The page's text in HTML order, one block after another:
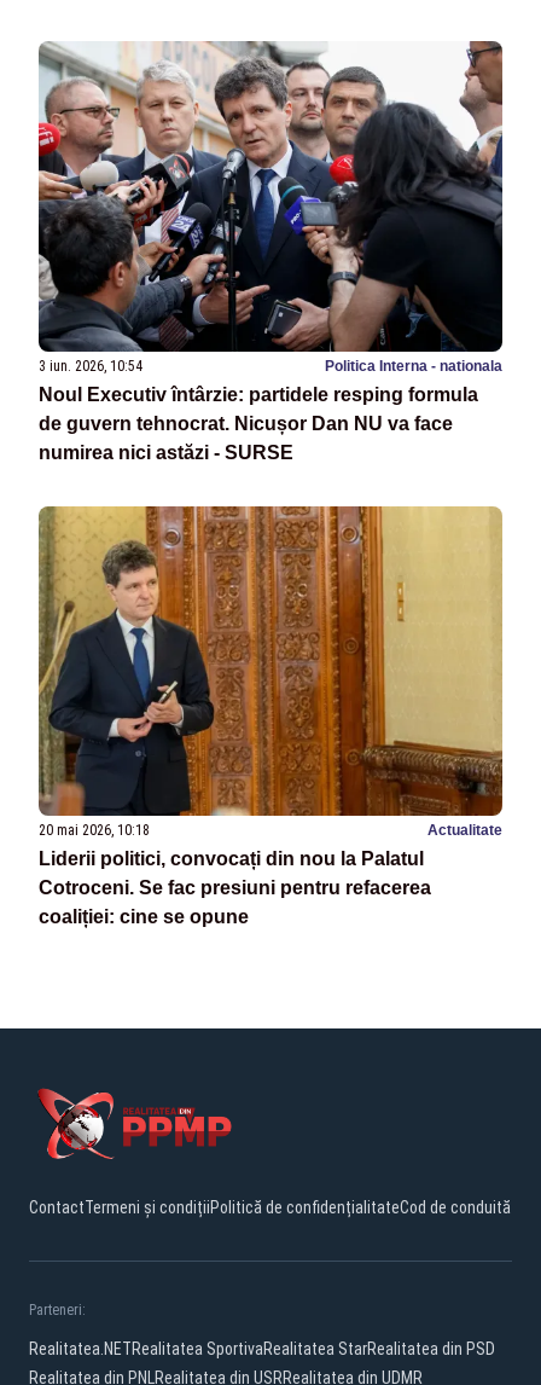
3 iun. 2026, 10:54 Politica Interna - nationala
Noul Executiv întârzie: partidele resping formula
de guvern tehnocrat. Nicușor Dan NU va face
numirea nici astăzi - SURSE
20 mai 2026, 10:18 Actualitate
Liderii politici, convocați din nou la Palatul
Cotroceni. Se fac presiuni pentru refacerea
coaliției: cine se opune
ContactTermeni și condițiiPolitică de confidențialitateCod de conduită
Parteneri:
Realitatea.NETRealitatea SportivaRealitatea StarRealitatea din PSD
Realitatea din PNLRealitatea din USRRealitatea din UDMR